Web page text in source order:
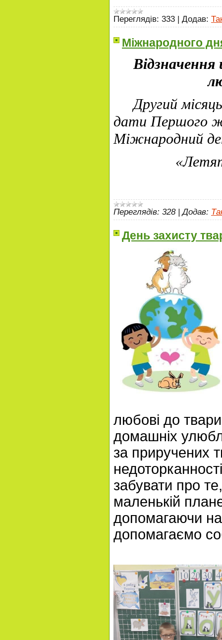
Переглядів: 333 | Додав:
Міжнародного
Другий місяць
дати Першого
Міжнародний
Переглядів: 328 |Додав:
День захисту
любові до
домашніх
за приручених
забувати про
маленькій
допомагаючи
допомагаємо